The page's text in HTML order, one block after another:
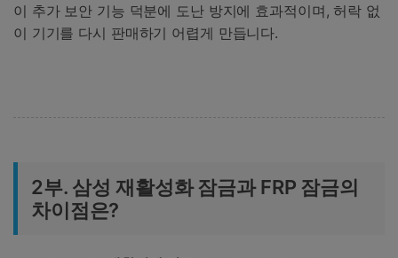
이 추가 보안 기능 덕분에 도난 방지에 효과적이며, 허락 없
이 기기를 다시 판매하기 어렵게 만듭니다.
2부. 삼성 재활성화 잠금과 FRP 잠금의
차이점은?